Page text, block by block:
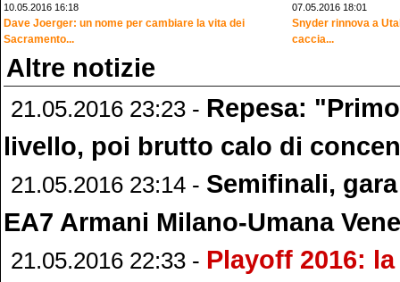
10.05.2016 16:18
Dave Joerger: un nome per cambiare la vita dei
Sacramento...
07.05.2016 18:01
Snyder rinnova a
caccia...
Altre notizie
21.05.2016 23:23 - Repesa:
livello, poi brutto calo di
21.05.2016 23:14 - Semifinali,
EA7 Armani Milano-Umana
21.05.2016 22:33 - Playoff 2016: